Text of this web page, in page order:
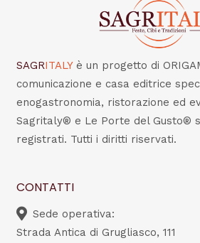
SAGRITALY è un progetto di
comunicazione e casa editrice
enogastronomia, ristorazione ed
Sagritaly® e Le Porte del Gusto®
registrati. Tutti i diritti riservati.
CONTATTI
Sede operativa:
Strada Antica di Grugliasco, 111